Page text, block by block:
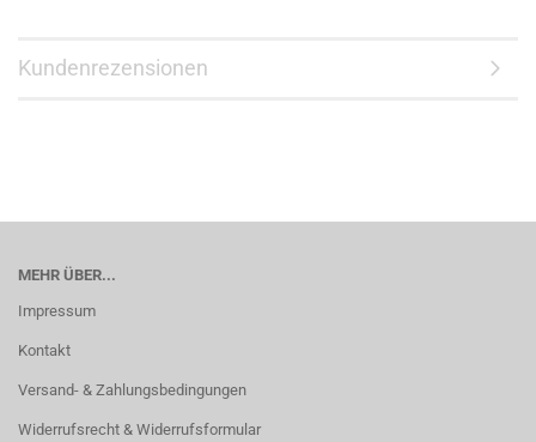
Kundenrezensionen
MEHR ÜBER...
Impressum
Kontakt
Versand- & Zahlungsbedingungen
Widerrufsrecht & Widerrufsformular